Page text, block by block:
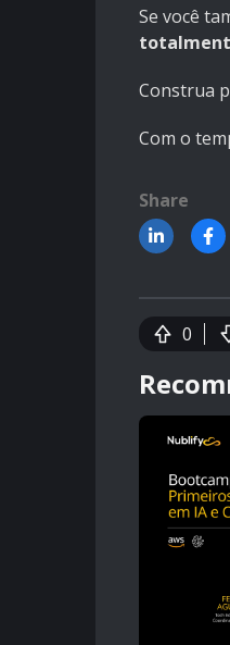
Se você
Construa
Com o
Share
0